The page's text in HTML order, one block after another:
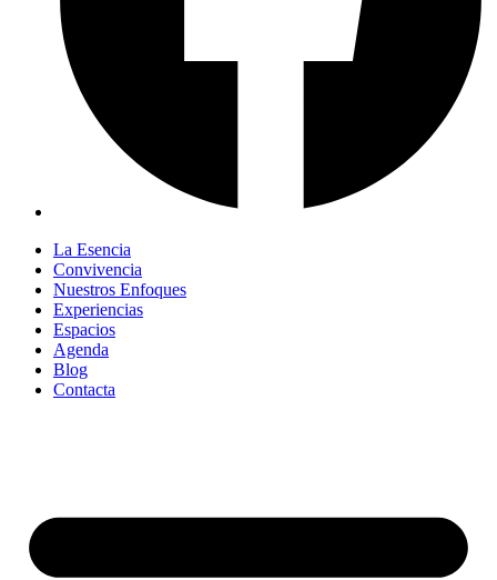
La Esencia
Convivencia
Nuestros Enfoques
Experiencias
Espacios
Agenda
Blog
Contacta